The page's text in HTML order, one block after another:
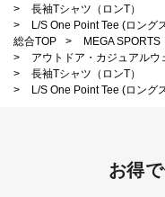
>
長袖Tシャツ（ロンT）
>
L/S One Point Tee (ロング
総合TOP
> MEGA SPORTS
>
アウトドア・カジュアルウ
>
長袖Tシャツ（ロンT）
>
L/S One Point Tee (ロング
お得